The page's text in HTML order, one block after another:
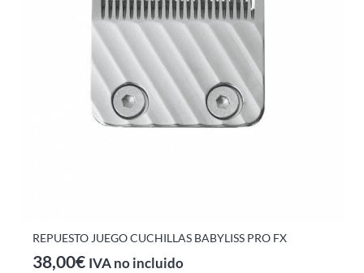
REPUESTO JUEGO CUCHILLAS BABYLISS PRO FX
38,00€ IVA no incluido